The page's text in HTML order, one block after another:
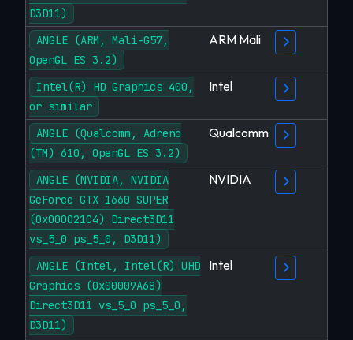
D3D11)
ANGLE (ARM, Mali-G57,
OpenGL ES 3.2)
ARM Mali
Intel(R) HD Graphics 400,
or similar
Intel
ANGLE (Qualcomm, Adreno
(TM) 610, OpenGL ES 3.2)
Qualcomm
ANGLE (NVIDIA, NVIDIA
GeForce GTX 1660 SUPER
(0x000021C4) Direct3D11
vs_5_0 ps_5_0, D3D11)
NVIDIA
ANGLE (Intel, Intel(R) UHD
Graphics (0x00009A68)
Direct3D11 vs_5_0 ps_5_0,
D3D11)
Intel